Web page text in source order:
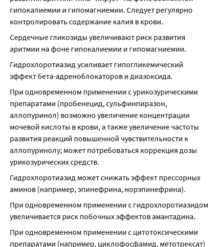
гипокалиемии и гипомагниемии. Следует регулярно
контролировать содержание калия в крови.
Сердечные гликозиды увеличивают риск развития
аритмии на фоне гипокалиемии и гипомагниемии.
Гидрохлоротиазид усиливает гипогликемический
эффект бета-адреноблокаторов и диазоксида.
При одновременном применении с урикозурическими
препаратами (пробенецид, сульфинпиразон,
аллопуринол) возможно увеличение концентрации
мочевой кислоты в крови, а также увеличение частоты
развития реакций повышенной чувствительности к
аллопуринолу; может потребоваться коррекция дозы
урикозурических средств.
Гидрохлоротиазид может снижать эффект прессорных
аминов (например, эпинефрина, норэпинефрина).
При одновременном применении с гидрохлоротиазидом
увеличивается риск побочных эффектов амантадина.
При одновременном применении с цитотоксическими
препаратами (например, циклофосфамид, метотрексат)